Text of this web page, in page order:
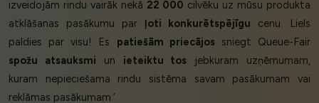
izveidojām rindu vairāk nekā 22 000 cilvēku uz mūsu produkta
atklāšanas pasākumu par ļoti konkurētspējīgu cenu. Liels
paldies par visu! Es patiešām priecājossniegt Queue-Fair
spožu atsauksmi un ieteiktu tos jebkuram uzņēmumam,
kuram nepieciešama rindu sistēma savam pasākumam vai
reklāmas pasākumam.’